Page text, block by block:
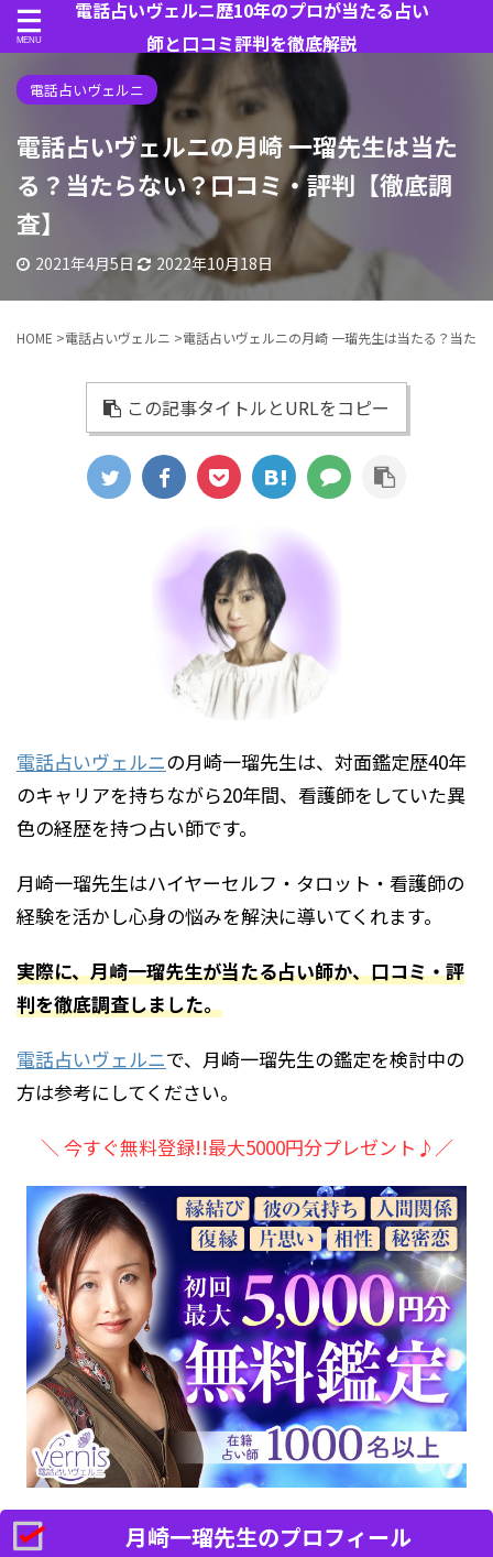
電話占いヴェルニ歴10年のプロが当たる占い
師と口コミ評判を徹底解説
電話占いヴェルニ
電話占いヴェルニの月崎 一瑠先生は当た
る？当たらない？口コミ・評判【徹底調
査】
2021年4月5日 2022年10月18日
HOME >電話占いヴェルニ >電話占いヴェルニの月崎 一瑠先生は当たる？当た
この記事タイトルとURLをコピー
電話占いヴェルニの月崎一瑠先生は、 対面鑑定歴40年
のキャリアを持ちながら20年間、看護師をしていた異
色の経歴を持つ占い師です。
月崎一瑠先生はハイヤーセルフ・タロット・ 看護師の
経験を活かし心身の悩みを解決に導いてくれます。
実際に、月崎一瑠先生が当たる占い師か、口コミ・評
判を徹底調査しました。
電話占いヴェルニで、月崎一瑠先生の鑑定を検討中の
方は参考にしてください。
＼ 今すぐ無料登録!!最大5000円分プレゼント♪／
月崎一瑠先生のプロフィール